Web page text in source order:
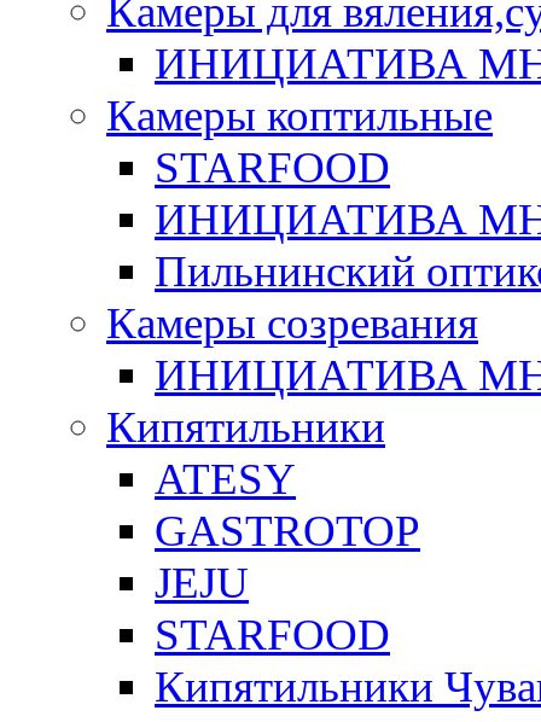
Камеры для
ИНИЦИАТИВА
Камеры коптильные
STARFOOD
ИНИЦИАТИВА
Пильнинский
Камеры созревания
ИНИЦИАТИВА
Кипятильники
ATESY
GASTROTOP
JEJU
STARFOOD
Кипятильники